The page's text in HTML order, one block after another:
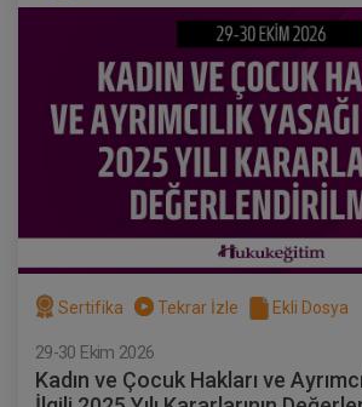
Sertifika Tekrar İzle Ekli Dosya
29-30 Ekim 2026
Kadın ve Çocuk Hakları ve